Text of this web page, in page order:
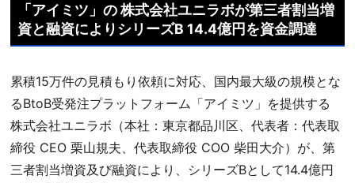
「アイミツ」の 株式会社ユニラボが第三者割当増
資と融資によりシリーズB 14.4億円を資金調達
累積15万件の見積もり依頼に対応、国内最大級の規模とな
るBtoB受発注プラットフォーム「アイミツ」を提供する
株式会社ユニラボ（本社：東京都品川区、代表者：代表取
締役 CEO 栗山規夫、代表取締役 COO 柴田大介）が、第
三者割当増資及び融資により、シリーズBとして14.4億円